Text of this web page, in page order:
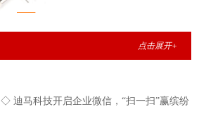
点击展开+
◇ 迪马科技开启企业微信，“扫一扫”赢缤纷